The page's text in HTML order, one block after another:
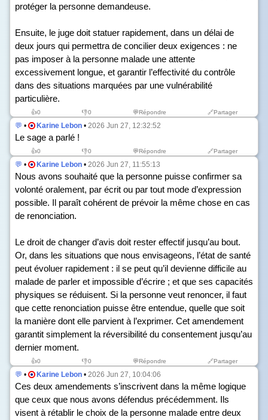
protéger la personne demandeuse.
Ensuite, le juge doit statuer rapidement, dans un délai de
deux jours qui permettra de concilier deux exigences : ne
pas imposer à la personne malade une attente
excessivement longue, et garantir l’effectivité du contrôle
dans des situations marquées par une vulnérabilité
particulière.
👍0 👎0 💬Répondre 🔗Partager
💬 • Karine Lebon • 2026 Jun 27, 12:32:52
Le sage a parlé !
👍0 👎0 💬Répondre 🔗Partager
💬 • Karine Lebon • 2026 Jun 27, 11:55:13
Nous avons souhaité que la personne puisse confirmer sa
volonté oralement, par écrit ou par tout mode d’expression
possible. Il paraît cohérent de prévoir la même chose en cas
de renonciation.
Le droit de changer d’avis doit rester effectif jusqu’au bout.
Or, dans les situations que nous envisageons, l’état de santé
peut évoluer rapidement : il se peut qu’il devienne difficile au
malade de parler et impossible d’écrire ; et que ses capacités
physiques se réduisent. Si la personne veut renoncer, il faut
que cette renonciation puisse être entendue, quelle que soit
la manière dont elle parvient à l’exprimer. Cet amendement
garantit simplement la réversibilité du consentement jusqu’au
dernier moment.
👍0 👎0 💬Répondre 🔗Partager
💬 • Karine Lebon • 2026 Jun 27, 10:04:06
Ces deux amendements s’inscrivent dans la même logique
que ceux que nous avons défendus précédemment. Ils
visent à rétablir le choix de la personne malade entre deux